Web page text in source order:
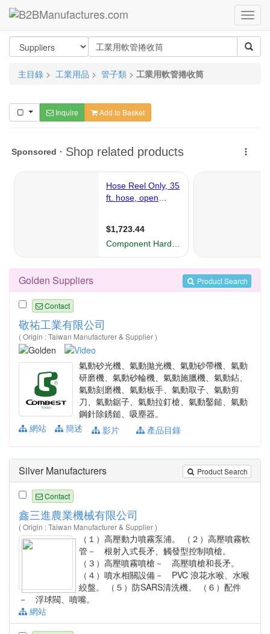
主目錄 > 工業用品 > 管子類 > 工業用軟管捲收筒
Inquire Add to Basket
Product Search
Golden Suppliers
Contact
敬祐工業有限公司
( Origin : Taiwan Manufacturer & Supplier )
氣動砂光機、氣動拋光機、氣動砂帶機、氣動
研磨機、氣動砂輪機、氣動施臘機、氣動鉆、
氣動刻磨機、氣動板手、氣動取子、氣動剪
刀、氣動鋸子、氣動拉釘槍、氣動鑿鎚、氣動
鋼針除銹鎚、吸塵器。
網站
簡述 影片 產品目錄
Product Search
Silver Manufacturers
Contact
鑫三進農業機械有限公司
( Origin : Taiwan Manufacturer & Supplier )
（１）高壓動力噴霧泵浦。 （２）高壓噴霧軟
管－ 根射入式長矛、觸發型控制噴槍。
（３）高壓噴霧噴槍－ 高壓噴槍和長矛。
（４）噴水相關設備－ PVC 浪花水喉、水喉
絞盤。 （５）防SARS清洗機。 （６）配件
－ 浮球閥、噴嘴。
網站